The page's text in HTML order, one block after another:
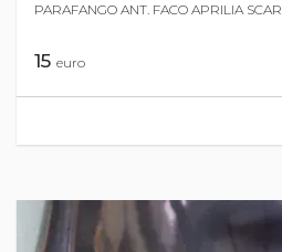
PARAFANGO ANT. FACO APRILIA
15 euro